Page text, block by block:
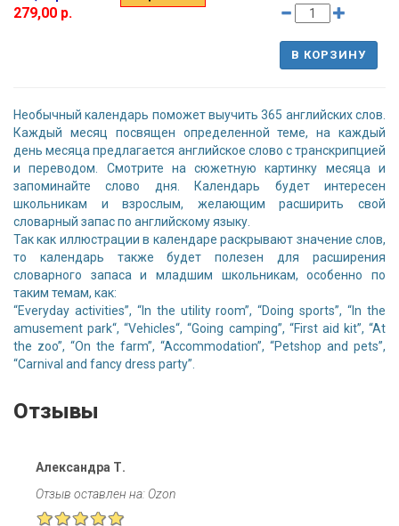
279,00 р.
В КОРЗИНУ
Необычный календарь поможет выучить 365 английских слов.
Каждый месяц посвящен определенной теме, на каждый
день месяца предлагается английское слово с транскрипцией
и переводом. Смотрите на сюжетную картинку месяца и
запоминайте слово дня. Календарь будет интересен
школьникам и взрослым, желающим расширить свой
словарный запас по английскому языку.
Так как иллюстрации в календаре раскрывают значение слов,
то календарь также будет полезен для расширения
словарного запаса и младшим школьникам, особенно по
таким темам, как:
“Everyday activities”, “In the utility room”, “Doing sports”, “In the
amusement park“, “Vehicles“, “Going camping”, “First aid kit”, “At
the zoo”, “On the farm”, “Accommodation”, “Petshop and pets”,
“Carnival and fancy dress party”.
Отзывы
Александра Т.
Отзыв оставлен на: Ozon